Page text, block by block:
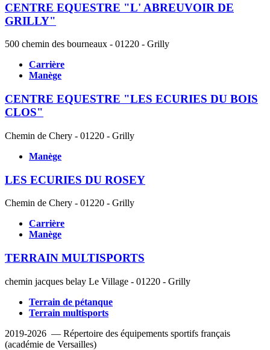
CENTRE EQUESTRE "L' ABREUVOIR DE
GRILLY"
500 chemin des bourneaux - 01220 - Grilly
Carrière
Manège
CENTRE EQUESTRE "LES ECURIES DU BOIS
CLOS"
Chemin de Chery - 01220 - Grilly
Manège
LES ECURIES DU ROSEY
Chemin de Chery - 01220 - Grilly
Carrière
Manège
TERRAIN MULTISPORTS
chemin jacques belay Le Village - 01220 - Grilly
Terrain de pétanque
Terrain multisports
2019-2026 — Répertoire des équipements sportifs français
(académie de Versailles)